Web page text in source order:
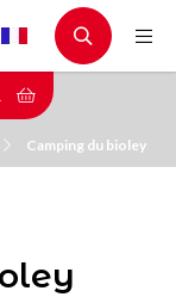
Camping du bioley